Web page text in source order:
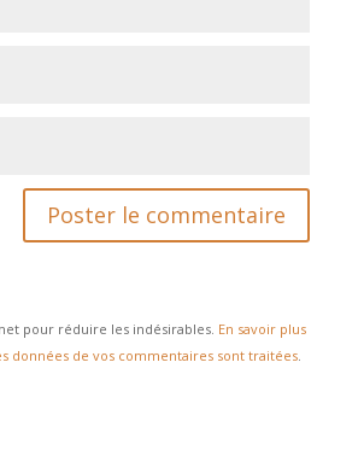
pour réduire les indésirables. En savoir plus
données de vos commentaires sont traitées.